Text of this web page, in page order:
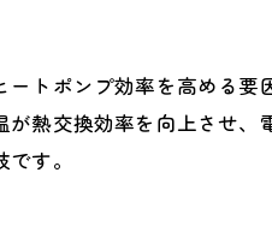
率的な併用アイデア
省エネ運用ポイント
環境保護に貢献
トポンプ効率を高める
熱交換効率を向上させ、
す。